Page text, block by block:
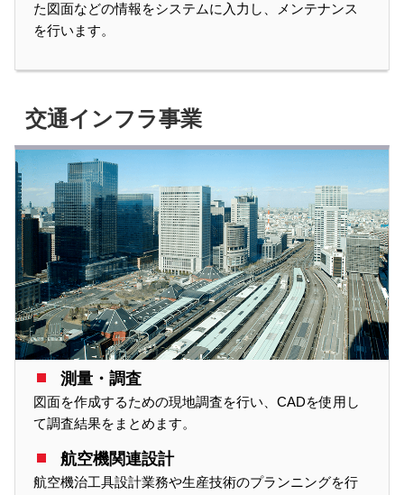
た図面などの情報をシステムに入力し、メンテナンス
を行います。
交通インフラ事業
測量・調査
図面を作成するための現地調査を行い、CADを使用し
て調査結果をまとめます。
航空機関連設計
航空機治工具設計業務や生産技術のプランニングを行